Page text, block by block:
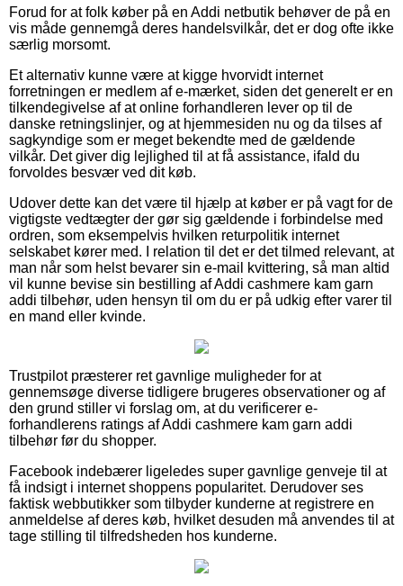
Forud for at folk køber på en Addi netbutik behøver de på en
vis måde gennemgå deres handelsvilkår, det er dog ofte ikke
særlig morsomt.
Et alternativ kunne være at kigge hvorvidt internet
forretningen er medlem af e-mærket, siden det generelt er en
tilkendegivelse af at online forhandleren lever op til de
danske retningslinjer, og at hjemmesiden nu og da tilses af
sagkyndige som er meget bekendte med de gældende
vilkår. Det giver dig lejlighed til at få assistance, ifald du
forvoldes besvær ved dit køb.
Udover dette kan det være til hjælp at køber er på vagt for de
vigtigste vedtægter der gør sig gældende i forbindelse med
ordren, som eksempelvis hvilken returpolitik internet
selskabet kører med. I relation til det er det tilmed relevant, at
man når som helst bevarer sin e-mail kvittering, så man altid
vil kunne bevise sin bestilling af Addi cashmere kam garn
addi tilbehør, uden hensyn til om du er på udkig efter varer til
en mand eller kvinde.
Trustpilot præsterer ret gavnlige muligheder for at
gennemsøge diverse tidligere brugeres observationer og af
den grund stiller vi forslag om, at du verificerer e-
forhandlerens ratings af Addi cashmere kam garn addi
tilbehør før du shopper.
Facebook indebærer ligeledes super gavnlige genveje til at
få indsigt i internet shoppens popularitet. Derudover ses
faktisk webbutikker som tilbyder kunderne at registrere en
anmeldelse af deres køb, hvilket desuden må anvendes til at
tage stilling til tilfredsheden hos kunderne.